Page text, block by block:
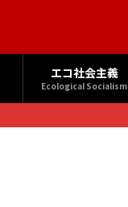
エコ社会主義
Ecological Socialism